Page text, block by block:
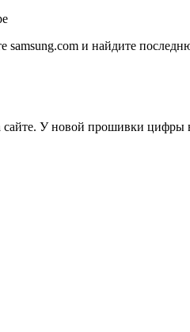
samsung.com и найдите
У новой прошивки цифры